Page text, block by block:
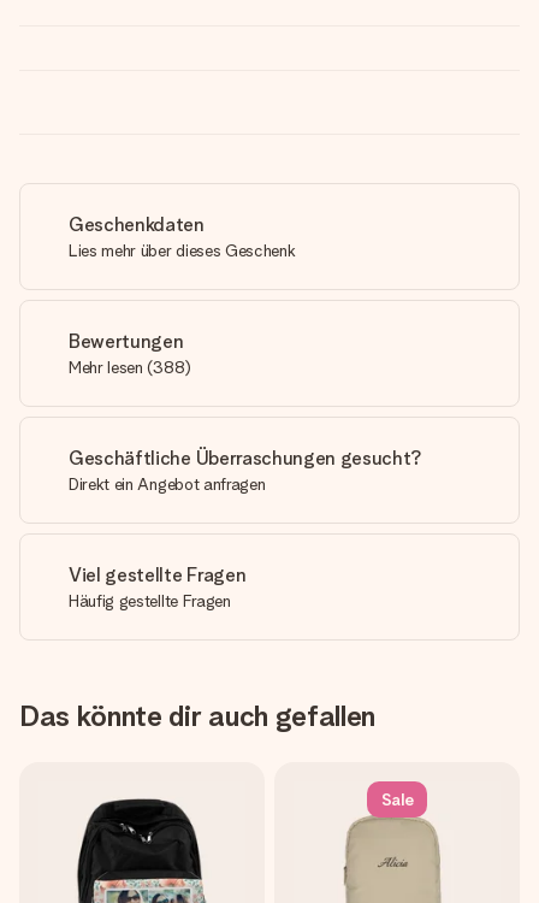
Geschenkdaten
Lies mehr über dieses Geschenk
Bewertungen
Mehr lesen (388)
Geschäftliche Überraschungen gesucht?
Direkt ein Angebot anfragen
Viel gestellte Fragen
Häufig gestellte Fragen
Das könnte dir auch gefallen
Sale